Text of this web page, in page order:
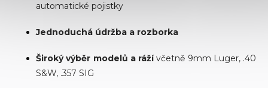
automatické pojistky
Jednoduchá údržba a rozborka
Široký výběr modelů a rážívčetně 9mm Luger, .40
S&W, .357 SIG